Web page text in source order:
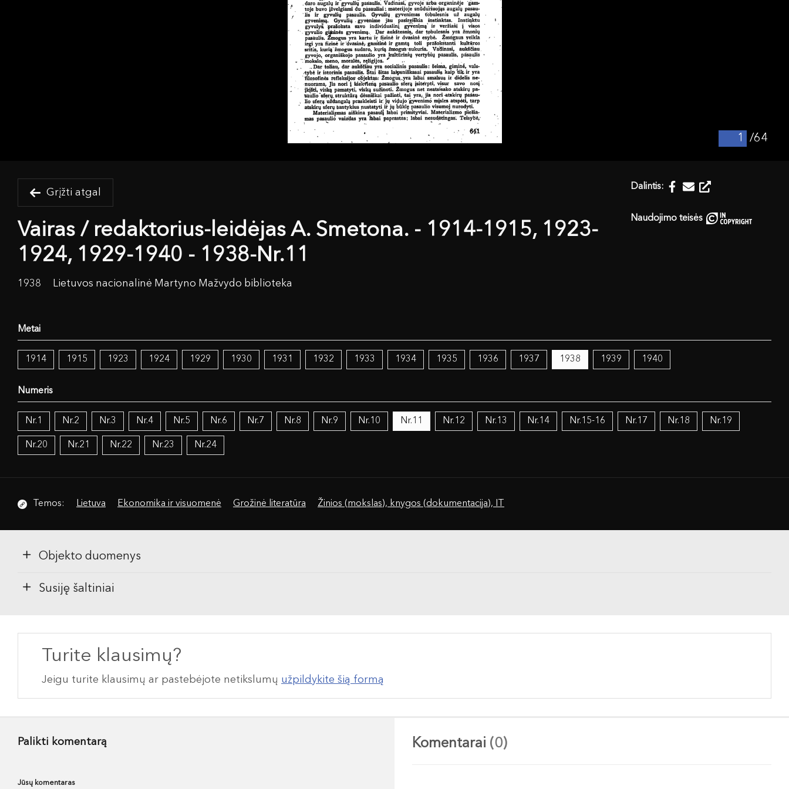
/64
Grįžti atgal
Vairas / redaktorius-leidėjas A. Smetona. - 1914-1915, 1923-
1924, 1929-1940 - 1938-Nr.11
1938 Lietuvos nacionalinė Martyno Mažvydo biblioteka
Dalintis:
Naudojimo teisės
1914 1915 1923 1924 1929 1930 1931 1932 1933 1934 1935 1936 1937 1938 1939 1940
Nr.1 Nr.2 Nr.3 Nr.4 Nr.5 Nr.6 Nr.7 Nr.8 Nr.9 Nr.10 Nr.11 Nr.12 Nr.13 Nr.14 Nr.15-16 Nr.17 Nr.18 Nr.19
Nr.20 Nr.21 Nr.22 Nr.23 Nr.24
Temos: Lietuva Ekonomika ir visuomenė Grožinė literatūra Žinios (mokslas), knygos (dokumentacija), IT
Objekto duomenys
Susiję šaltiniai
Turite klausimų?
Jeigu turite klausimų ar pastebėjote netikslumų užpildykite šią formą
Palikti komentarą
Jūsų komentaras
Komentarai (0)